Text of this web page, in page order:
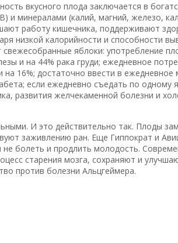
вкусного плода заключается в
и минералами (калий, магний, железо,
работу кишечника, поддерживают
низкой калорийности и способности
яблоки: употребление
и на 44% рака груди; ежедневное
на 16%; достаточно ввести в
если ежедневно съедать по одному
развития желчекаменной болезни и
И это действительно так. Плоды
заживлению ран. Еще Гиппократ и
болеть и продлить молодость.
старения мозга, сохраняют и
против болезни Альцгеймера.